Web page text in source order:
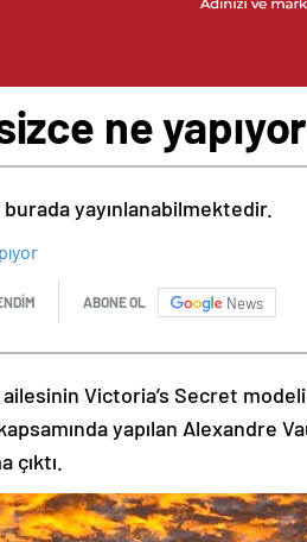
ne yapıyor
burada yayınlanabilmektedir.
ABONE OL News
Victoria’s Secret
yapılan Alexandre
çıktı.